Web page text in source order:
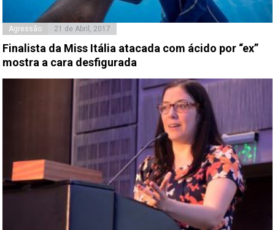
Agressão 21 de Abril, 2017
Finalista da Miss Itália atacada com ácido por “ex”
mostra a cara desfigurada